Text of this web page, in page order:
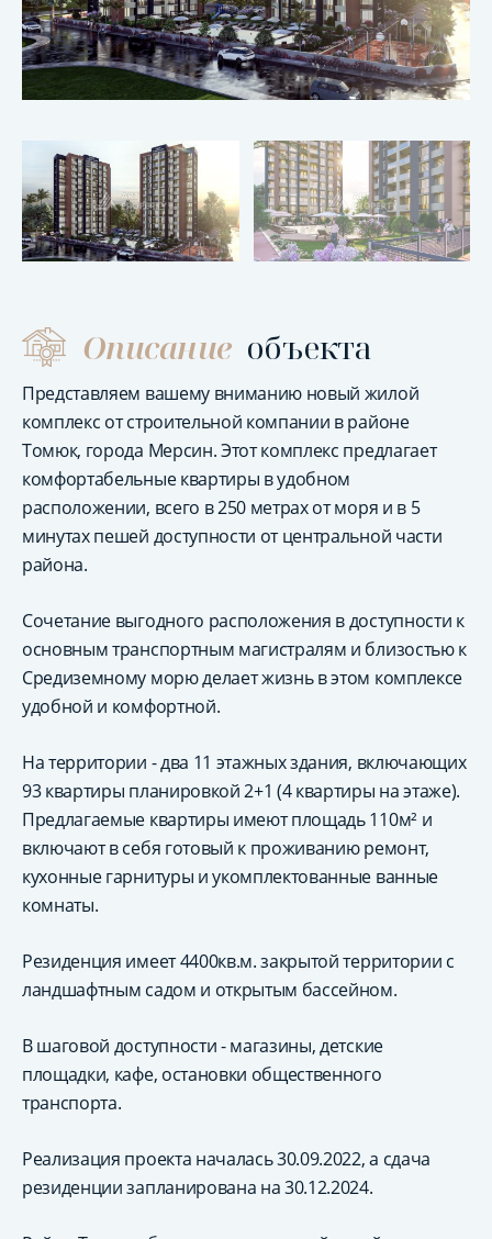
Описание объекта
Представляем вашему вниманию новый жилой
комплекс от строительной компании в районе
Томюк, города Мерсин. Этот комплекс предлагает
комфортабельные квартиры в удобном
расположении, всего в 250 метрах от моря и в 5
минутах пешей доступности от центральной части
района.
Сочетание выгодного расположения в доступности к
основным транспортным магистралям и близостью к
Средиземному морю делает жизнь в этом комплексе
удобной и комфортной.
На территории - два 11 этажных здания, включающих
93 квартиры планировкой 2+1 (4 квартиры на этаже).
Предлагаемые квартиры имеют площадь 110м² и
включают в себя готовый к проживанию ремонт,
кухонные гарнитуры и укомплектованные ванные
комнаты.
Резиденция имеет 4400кв.м. закрытой территории с
ландшафтным садом и открытым бассейном.
В шаговой доступности - магазины, детские
площадки, кафе, остановки общественного
транспорта.
Реализация проекта началась 30.09.2022, а сдача
резиденции запланирована на 30.12.2024.